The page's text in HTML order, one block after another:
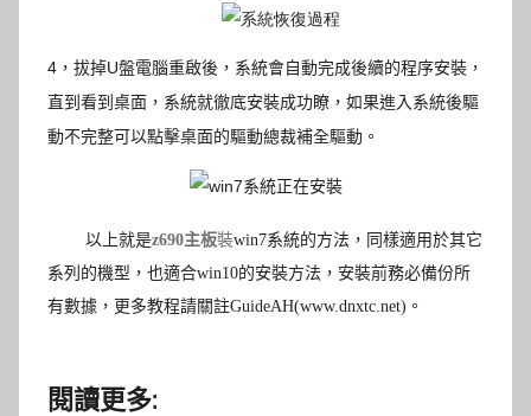
4，拔掉U盤電腦重啟後，系統會自動完成後續的程序安裝，
直到看到桌面，系統就徹底安裝成功瞭，如果進入系統後驅
動不完整可以點擊桌面的驅動總裁補全驅動。
以上就是z690主板裝win7系統的方法，同樣適用於其它
系列的機型，也適合win10的安裝方法，安裝前務必備份所
有數據，更多教程請關註GuideAH(www.dnxtc.net)。
閱讀更多: